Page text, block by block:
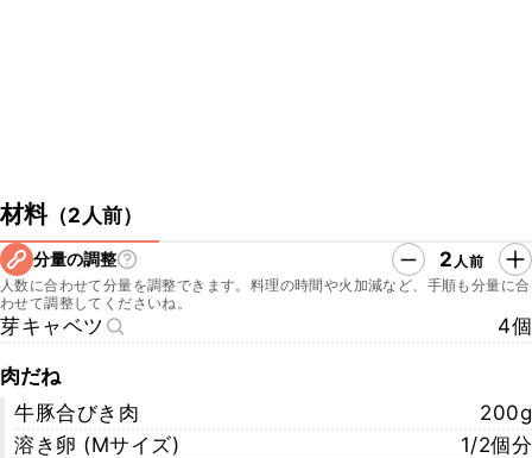
材料（2人前）
分量の調整 2 人前
人数に合わせて分量を調整できます。料理の時間や火加減など、手順も分量に合
わせて調整してくださいね。
芽キャベツ 4個
肉だね
牛豚合びき肉
200g
溶き卵 (Mサイズ)
1/2個分